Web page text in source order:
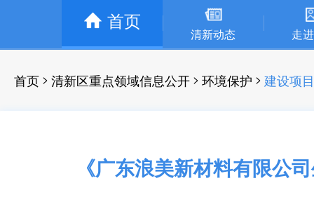
首页
清新动态 走
首页 > 清新区重点领域信息公开 > 环境保护 > 建设项
《广东浪美新材料有限公